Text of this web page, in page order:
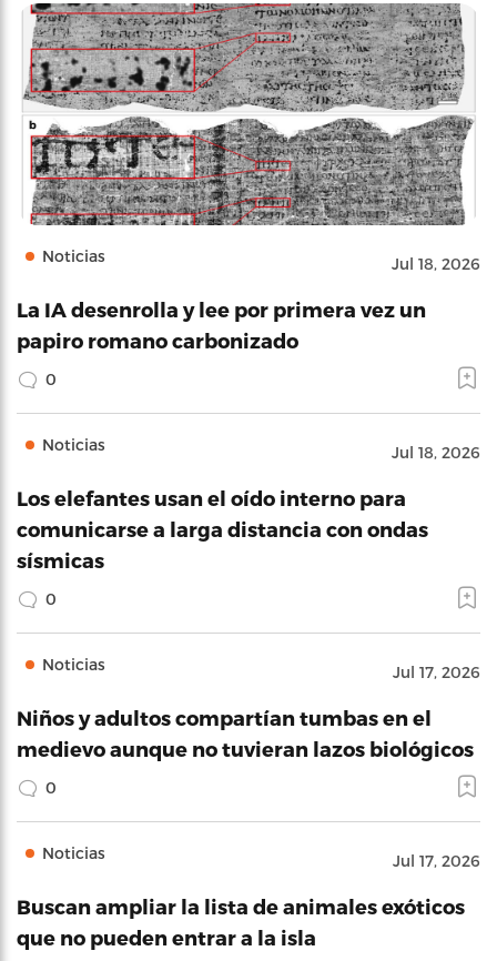
Noticias Jul 18, 2026
La IA desenrolla y lee por primera vez un
papiro romano carbonizado
0
Noticias Jul 18, 2026
Los elefantes usan el oído interno para
comunicarse a larga distancia con ondas
sísmicas
0
Noticias Jul 17, 2026
Niños y adultos compartían tumbas en el
medievo aunque no tuvieran lazos biológicos
0
Noticias Jul 17, 2026
Buscan ampliar la lista de animales exóticos
que no pueden entrar a la isla